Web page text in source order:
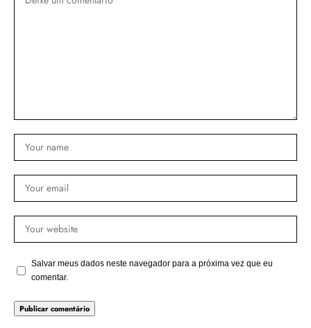
Salvar meus dados neste navegador para a próxima vez que eu
comentar.